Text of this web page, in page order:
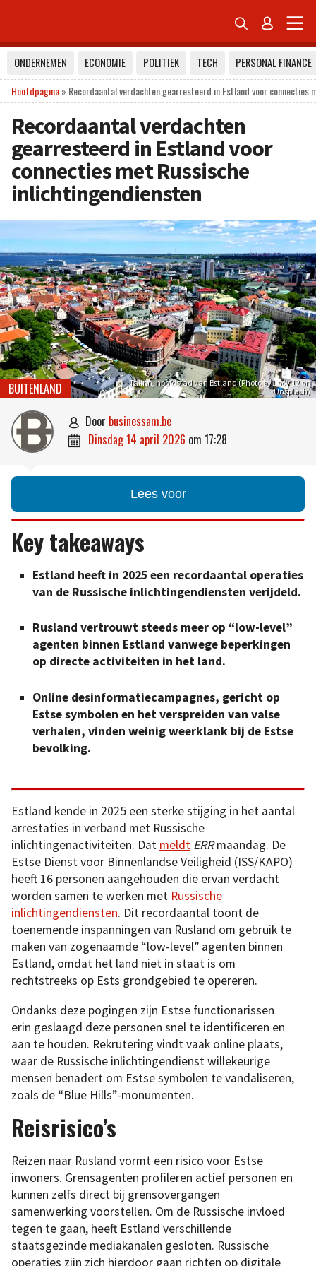
 
ONDERNEMEN ECONOMIE POLITIEK TECH
PERSONAL FINANCE
Hoofdpagina» Recordaantal verdachten gearresteerd in Estland voor connecties
Recordaantal verdachten
gearresteerd in Estland voor
connecties met Russische
inlichtingendiensten
Talinn, hoofdstad van Estland (Photo by Loov 12 on
Unsplash)
BUITENLAND
 door businessam.be
 dinsdag 14 april 2026 om 17:28
Lees voor
Key takeaways
Estland heeft in 2025 een recordaantal operaties
van de Russische inlichtingendiensten verijdeld.
Rusland vertrouwt steeds meer op “low-level”
agenten binnen Estland vanwege beperkingen
op directe activiteiten in het land.
Online desinformatiecampagnes, gericht op
Estse symbolen en het verspreiden van valse
verhalen, vinden weinig weerklank bij de Estse
bevolking.
Estland kende in 2025 een sterke stijging in het aantal
arrestaties in verband met Russische
inlichtingenactiviteiten. Dat meldt ERRmaandag. De
Estse Dienst voor Binnenlandse Veiligheid (ISS/KAPO)
heeft 16 personen aangehouden die ervan verdacht
worden samen te werken met Russische
inlichtingendiensten. Dit recordaantal toont de
toenemende inspanningen van Rusland om gebruik te
maken van zogenaamde “low-level” agenten binnen
Estland, omdat het land niet in staat is om
rechtstreeks op Ests grondgebied te opereren.
Ondanks deze pogingen zijn Estse functionarissen
erin geslaagd deze personen snel te identificeren en
aan te houden. Rekrutering vindt vaak online plaats,
waar de Russische inlichtingendienst willekeurige
mensen benadert om Estse symbolen te vandaliseren,
zoals de “Blue Hills”-monumenten.
Reisrisico’s
Reizen naar Rusland vormt een risico voor Estse
inwoners. Grensagenten profileren actief personen en
kunnen zelfs direct bij grensovergangen
samenwerking voorstellen. Om de Russische invloed
tegen te gaan, heeft Estland verschillende
staatsgezinde mediakanalen gesloten. Russische
operaties zijn zich hierdoor gaan richten op digitale